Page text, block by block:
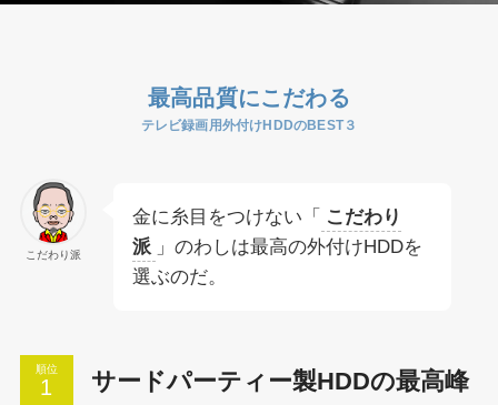
最高品質にこだわる
テレビ録画用外付けHDDのBEST３
こだわり派
金に糸目をつけない「
こだわり
派 」のわしは最高の外付けHDDを
選ぶのだ。
順位 サードパーティー製HDDの最高峰